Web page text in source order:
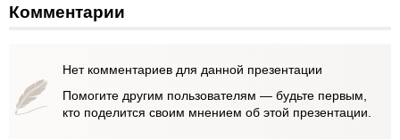
Комментарии
Нет комментариев для данной презентации
Помогите другим пользователям — будьте первым,
кто поделится своим мнением об этой презентации.